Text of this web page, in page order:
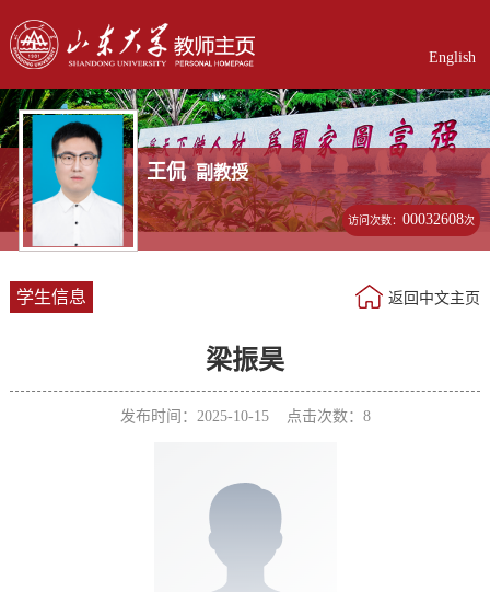
English
王侃 副教授
访问次数：00032608次
学生信息 返回中文主页
梁振昊
发布时间：2025-10-15 点击次数： 8